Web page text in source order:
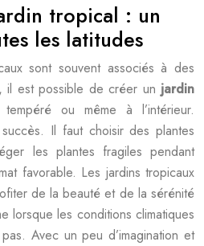
tropical : un
les latitudes
sont souvent associés à des
il est possible de créer un jardin
ou même à l’intérieur.
Il faut choisir des plantes
les plantes fragiles pendant
favorable. Les jardins tropicaux
de la beauté et de la sérénité
lorsque les conditions climatiques
Avec un peu d’imagination et